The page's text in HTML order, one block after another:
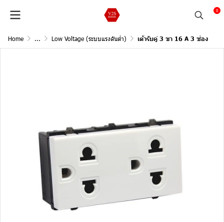
0
Home ... Low Voltage (ระบบแรงดันต่ำ) เต้ารับคู่ 3 ขา 16 A 3 ช่อง